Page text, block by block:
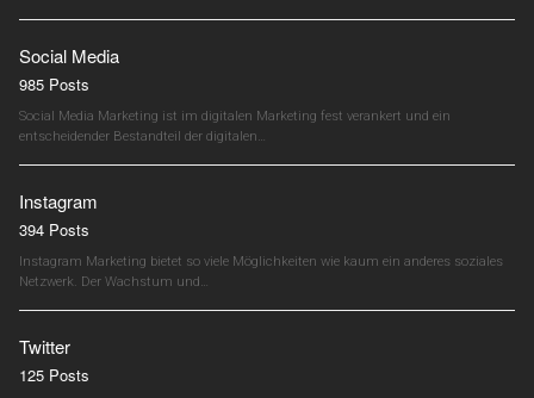
Social Media
985 Posts
Social Media Marketing ist im digitalen Marketing fest verankert und ein
entscheidender Bestandteil der digitalen…
Instagram
394 Posts
Instagram Marketing bietet so viele Möglichkeiten wie kaum ein anderes soziales
Netzwerk. Der Wachstum und…
Twitter
125 Posts